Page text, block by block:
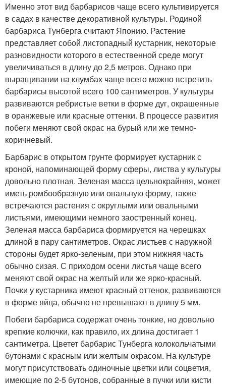
Именно этот вид барбарисов чаще всего культивируется
в садах в качестве декоративной культуры. Родиной
барбариса Тунберга считают Японию. Растение
представляет собой листопадный кустарник, некоторые
разновидности которого в естественной среде могут
увеличиваться в длину до 2,5 метров. Однако при
выращивании на клумбах чаще всего можно встретить
барбарисы высотой всего 100 сантиметров. У культуры
развиваются ребристые ветки в форме дуг, окрашенные
в оранжевые или красные оттенки. В процессе развития
побеги меняют свой окрас на бурый или же темно-
коричневый.
Барбарис в открытом грунте формирует кустарник с
кроной, напоминающей форму сферы, листва у культуры
довольно плотная. Зеленая масса цельнокрайняя, может
иметь ромбообразную или овальную форму, также
встречаются растения с округлыми или овальными
листьями, имеющими немного заостренный конец.
Зеленая масса барбариса формируется на черешках
длиной в пару сантиметров. Окрас листьев с наружной
стороны будет ярко-зеленым, при этом нижняя часть
обычно сизая. С приходом осени листья чаще всего
меняют свой окрас на желтый или же ярко-красный.
Почки у кустарника имеют красный оттенок, развиваются
в форме яйца, обычно не превышают в длину 5 мм.
Побеги барбариса содержат очень тонкие, но довольно
крепкие колючки, как правило, их длина достигает 1
сантиметра. Цветет барбарис Тунберга колокольчатыми
бутонами с красным или желтым окрасом. На культуре
могут присутствовать одиночные цветки или соцветия,
имеющие по 2-5 бутонов, собранные в пучки или кисти